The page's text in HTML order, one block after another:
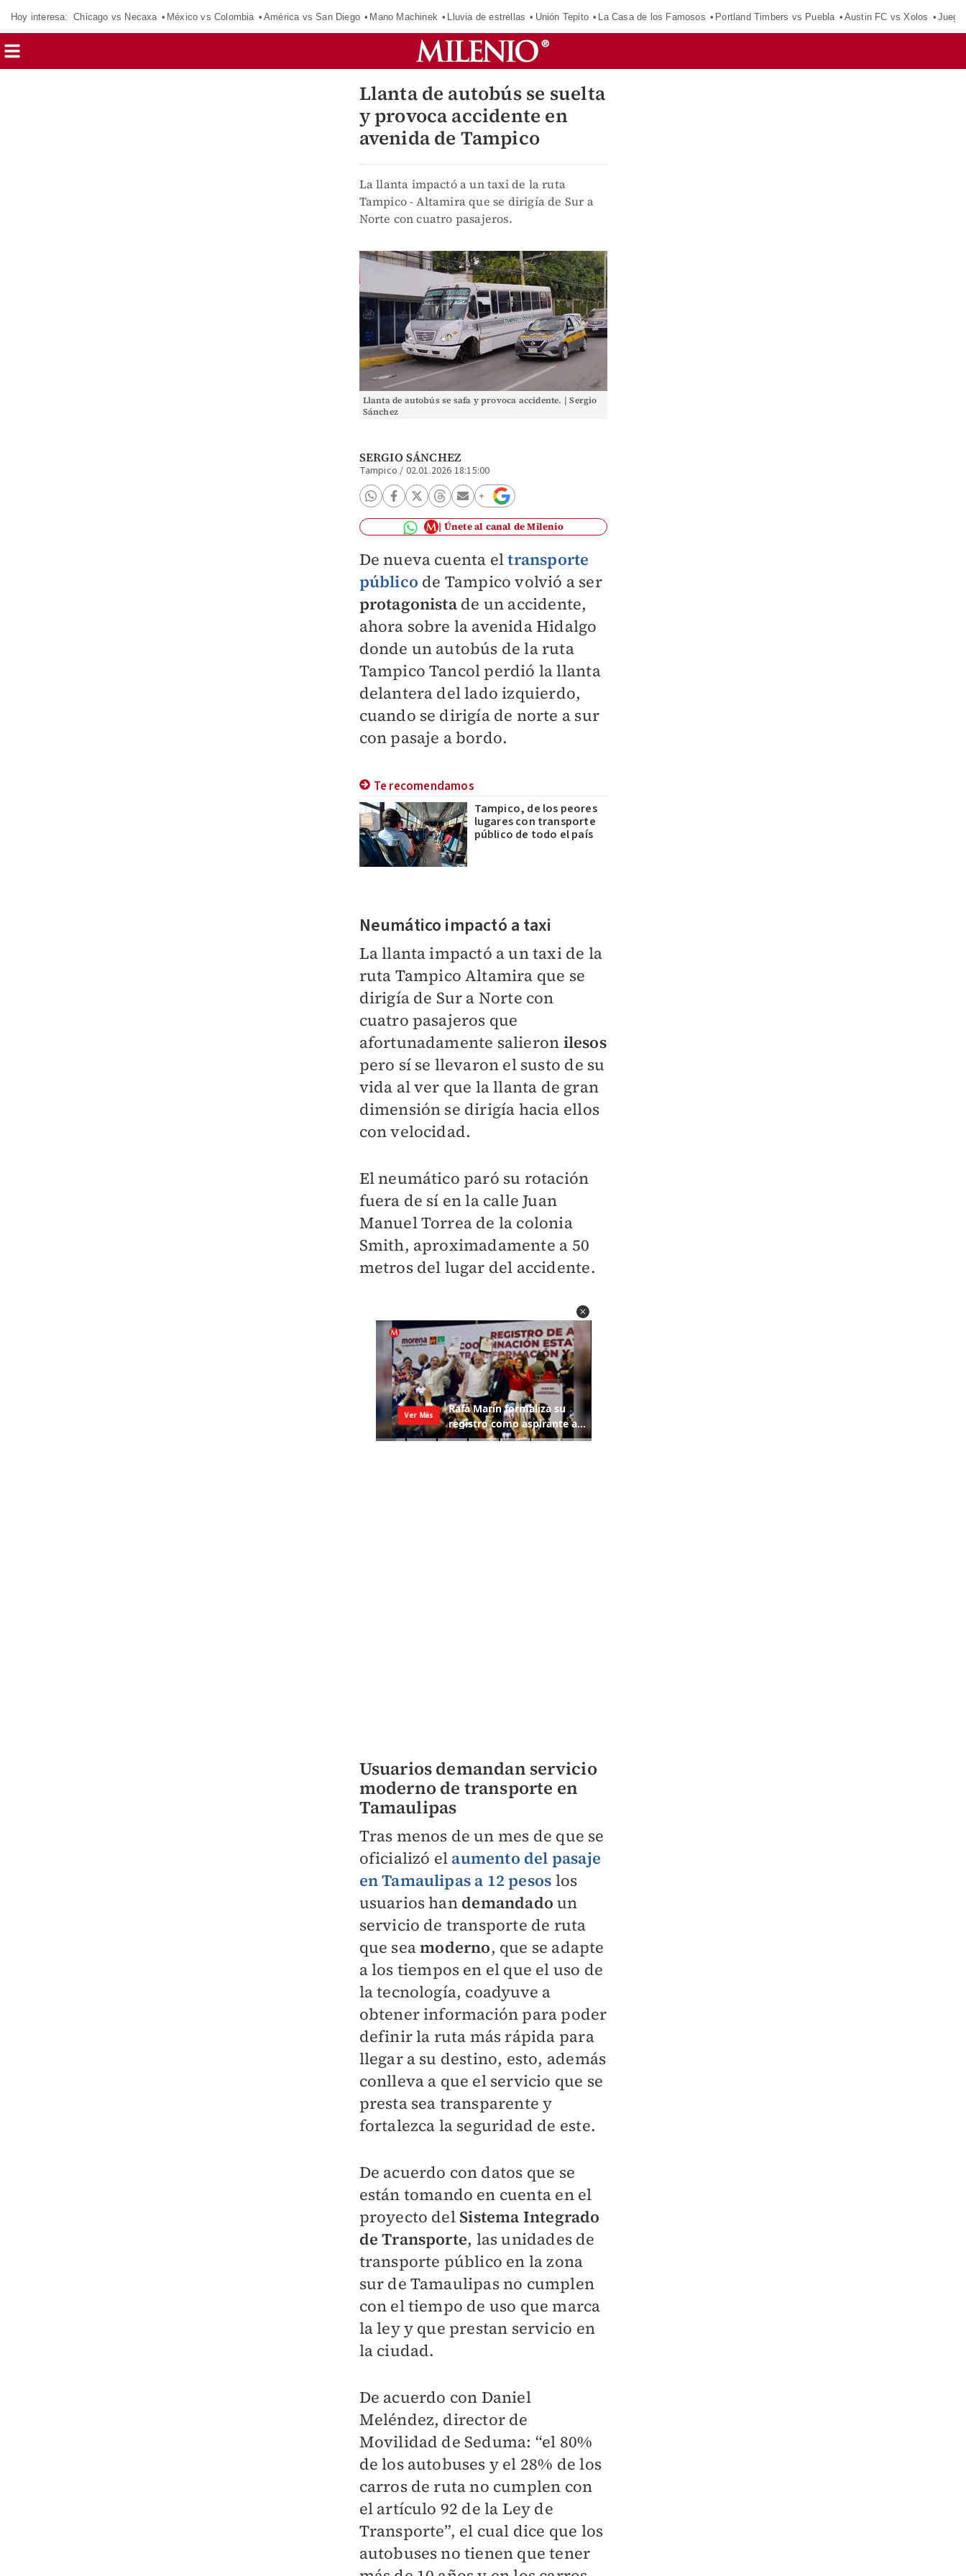
Hoy interesa: Chicago vs Necaxa México vs Colombia América vs San Diego Mano Machinek Lluvia de estrellas Unión Tepito La Casa de los Famosos Portland Timbers vs Puebla Austin FC vs Xolos
Llanta de autobús se suelta
y provoca accidente en
avenida de Tampico
La llanta impactó a un taxi de la ruta
Tampico - Altamira que se dirigía de Sur a
Norte con cuatro pasajeros.
Llanta de autobús se safa y provoca accidente. | Sergio
Sánchez
SERGIO SÁNCHEZ
Tampico / 02.01.2026 18:15:00
Únete al canal de Milenio
De nueva cuenta eltransporte
público de Tampico volvió a ser
protagonista de un accidente,
ahora sobre la avenida Hidalgo
donde un autobús de la ruta
Tampico Tancol perdió la llanta
delantera del lado izquierdo,
cuando se dirigía de norte a sur
con pasaje a bordo.
Te recomendamos
Tampico, de los peores
lugares con transporte
público de todo el país
Neumático impactó a taxi
La llanta impactó a un taxi de la
ruta Tampico Altamira que se
dirigía de Sur a Norte con
cuatro pasajeros que
afortunadamente salieron ilesos
pero sí se llevaron el susto de su
vida al ver que la llanta de gran
dimensión se dirigía hacia ellos
con velocidad.
El neumático paró su rotación
fuera de sí en la calle Juan
Manuel Torrea de la colonia
Smith, aproximadamente a 50
metros del lugar del accidente.
Usuarios demandan servicio
moderno de transporte en
Tamaulipas
Tras menos de un mes de que se
oficializó el aumento del pasaje
en Tamaulipas a 12 pesos los
usuarios han demandadoun
servicio de transporte de ruta
que seamoderno, que se adapte
a los tiempos en el que el uso de
la tecnología, coadyuve a
obtener información para poder
definir la ruta más rápida para
llegar a su destino, esto, además
conlleva a que el servicio que se
presta sea transparente y
fortalezca la seguridad de este.
De acuerdo con datos que se
están tomando en cuenta en el
proyecto del Sistema Integrado
de Transporte, las unidades de
transporte público en la zona
sur de Tamaulipas no cumplen
con el tiempo de uso que marca
la ley y que prestan servicio en
la ciudad.
De acuerdo con Daniel
Meléndez, director de
Movilidad de Seduma: “el 80%
de los autobuses y el 28% de los
carros de ruta no cumplen con
el artículo 92 de la Ley de
Transporte”, el cual dice que los
autobuses no tienen que tener